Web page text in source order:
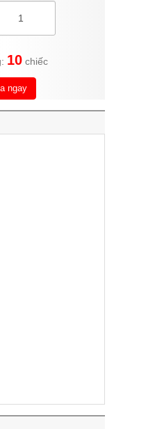
10chiếc
ngay